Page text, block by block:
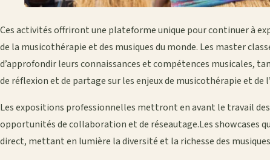
Ces activités offriront une plateforme unique pour continuer à
de la musicothérapie et des musiques du monde. Les master
d’approfondir leurs connaissances et compétences musicales,
de réflexion et de partage sur les enjeux de musicothérapie et de
Les expositions professionnelles mettront en avant le travail
opportunités de collaboration et de réseautage.Les showcases
direct, mettant en lumière la diversité et la richesse des